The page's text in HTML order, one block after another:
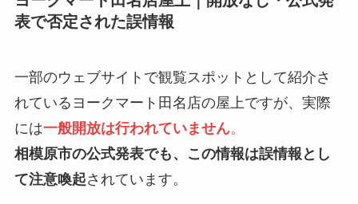
表で否定された誤情報
一部のウェブサイトで観覧スポットとして紹介さ
れているヨークマート田名店の屋上ですが、実際
には一般開放は行われていません。
相模原市の公式発表でも、この情報は誤情報とし
て注意喚起されています。